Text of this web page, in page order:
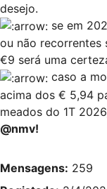
desejo.
se em
ou não recorrentes
€9 será uma
caso a
acima dos € 5,94
meados do 1T
@nmv!
Mensagens: 259